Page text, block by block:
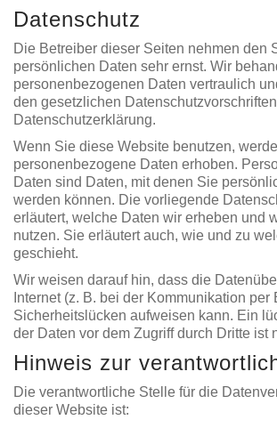
Datenschutz
Die Betreiber dieser Seiten nehmen den
persönlichen Daten sehr ernst. Wir
personenbezogenen Daten vertraulich
den gesetzlichen
Datenschutzerklärung.
Wenn Sie diese Website benutzen,
personenbezogene Daten erhoben.
Daten sind Daten, mit denen Sie
werden können. Die vorliegende
erläutert, welche Daten wir erheben und
nutzen. Sie erläutert auch, wie und zu
geschieht.
Wir weisen darauf hin, dass die
Internet (z. B. bei der Kommunikation per
Sicherheitslücken aufweisen kann. Ein
der Daten vor dem Zugriff durch Dritte ist
Hinweis zur
Die verantwortliche Stelle für die
dieser Website ist: